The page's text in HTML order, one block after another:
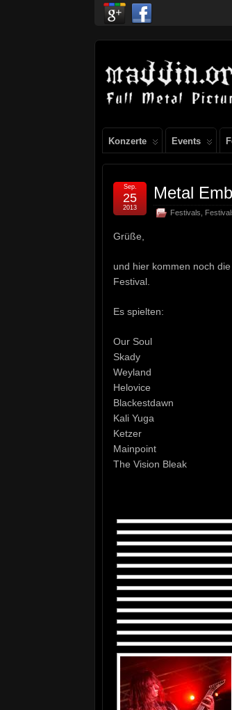
Konzerte Events
Metal
Festivals
Sep.
25
2013
Grüße,
und hier kommen noch
Festival.
Es spielten:
Our Soul
Skady
Weyland
Helovice
Blackestdawn
Kali Yuga
Ketzer
Mainpoint
The Vision Bleak